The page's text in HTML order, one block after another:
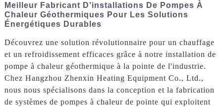
Meilleur Fabricant D'installations De Pompes À
Chaleur Géothermiques Pour Les Solutions
Énergétiques Durables
Découvrez une solution révolutionnaire pour un chauffage
et un refroidissement efficaces grâce à notre installation de
pompe à chaleur géothermique à la pointe de l'industrie.
Chez Hangzhou Zhenxin Heating Equipment Co., Ltd.,
nous nous spécialisons dans la conception et la fabrication
de systèmes de pompes à chaleur de pointe qui exploitent